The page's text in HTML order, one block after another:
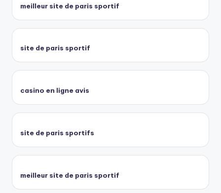
meilleur site de paris sportif
site de paris sportif
casino en ligne avis
site de paris sportifs
meilleur site de paris sportif